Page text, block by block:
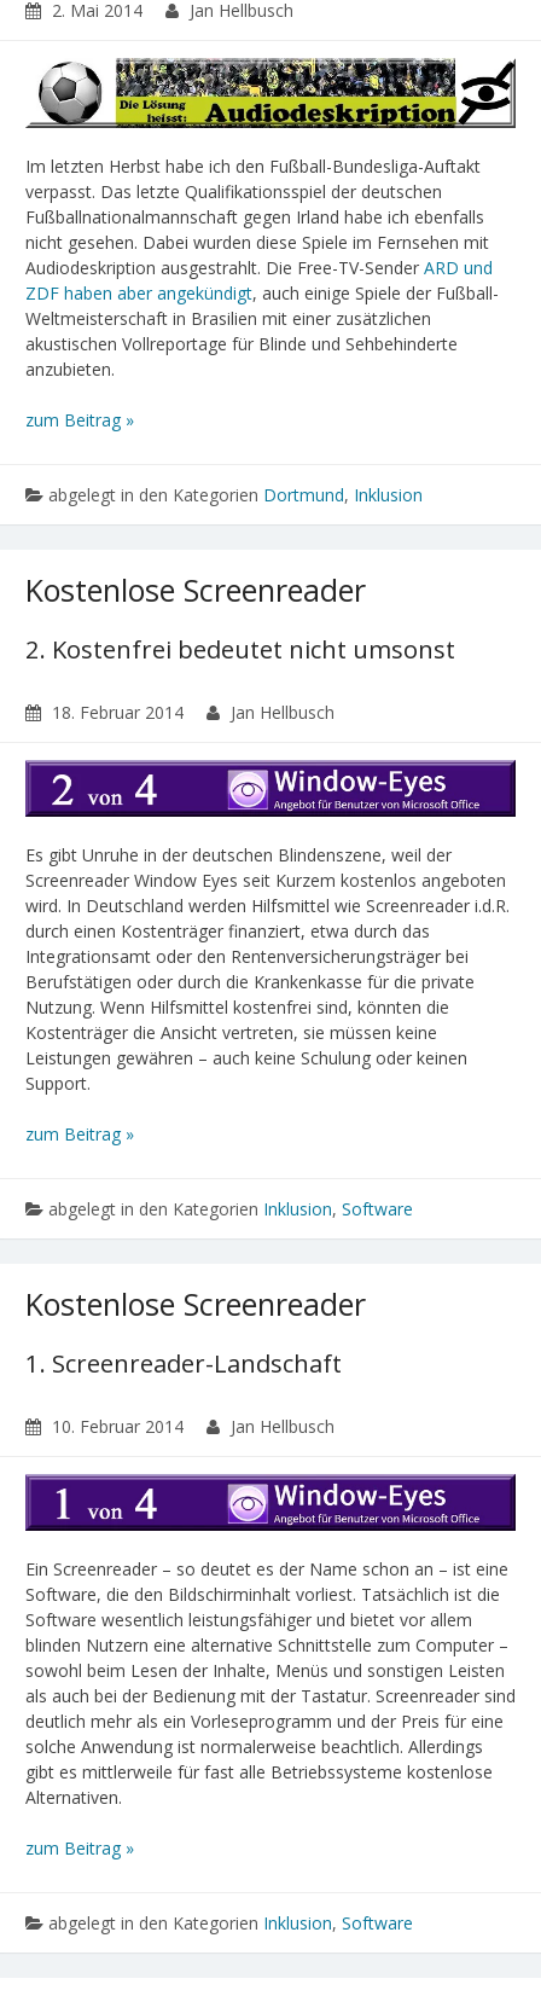
2. Mai 2014 Jan Hellbusch
Im letzten Herbst habe ich den Fußball-Bundesliga-Auftakt
verpasst. Das letzte Qualifikationsspiel der deutschen
Fußballnationalmannschaft gegen Irland habe ich ebenfalls
nicht gesehen. Dabei wurden diese Spiele im Fernsehen mit
Audiodeskription ausgestrahlt. Die Free-TV-Sender ARD und
ZDF haben aber angekündigt, auch einige Spiele der Fußball-
Weltmeisterschaft in Brasilien mit einer zusätzlichen
akustischen Vollreportage für Blinde und Sehbehinderte
anzubieten.
zum Beitrag »
abgelegt in den Kategorien Dortmund, Inklusion
Kostenlose Screenreader
2. Kostenfrei bedeutet nicht umsonst
18. Februar 2014 Jan Hellbusch
Es gibt Unruhe in der deutschen Blindenszene, weil der
Screenreader Window Eyes seit Kurzem kostenlos angeboten
wird. In Deutschland werden Hilfsmittel wie Screenreader i.d.R.
durch einen Kostenträger finanziert, etwa durch das
Integrationsamt oder den Rentenversicherungsträger bei
Berufstätigen oder durch die Krankenkasse für die private
Nutzung. Wenn Hilfsmittel kostenfrei sind, könnten die
Kostenträger die Ansicht vertreten, sie müssen keine
Leistungen gewähren – auch keine Schulung oder keinen
Support.
zum Beitrag »
abgelegt in den Kategorien Inklusion, Software
Kostenlose Screenreader
1. Screenreader-Landschaft
10. Februar 2014 Jan Hellbusch
Ein Screenreader – so deutet es der Name schon an – ist eine
Software, die den Bildschirminhalt vorliest. Tatsächlich ist die
Software wesentlich leistungsfähiger und bietet vor allem
blinden Nutzern eine alternative Schnittstelle zum Computer –
sowohl beim Lesen der Inhalte, Menüs und sonstigen Leisten
als auch bei der Bedienung mit der Tastatur. Screenreader sind
deutlich mehr als ein Vorleseprogramm und der Preis für eine
solche Anwendung ist normalerweise beachtlich. Allerdings
gibt es mittlerweile für fast alle Betriebssysteme kostenlose
Alternativen.
zum Beitrag »
abgelegt in den Kategorien Inklusion, Software